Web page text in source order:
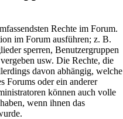
Rechte im Forum.
im Forum ausführen; z. B.
sperren, Benutzergruppen
usw. Die Rechte, die
davon abhängig, welche
Forums oder ein anderer
können auch volle
wenn ihnen das